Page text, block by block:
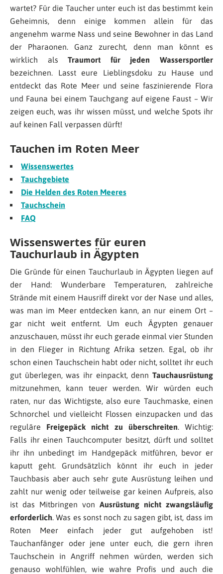
wartet? Für die Taucher unter euch ist das bestimmt kein
Geheimnis, denn einige kommen allein für das
angenehm warme Nass und seine Bewohner in das Land
der Pharaonen. Ganz zurecht, denn man könnt es
wirklich alsTraumort für jeden Wassersportler
bezeichnen. Lasst eure Lieblingsdoku zu Hause und
entdeckt das Rote Meer und seine faszinierende Flora
und Fauna bei einem Tauchgang auf eigene Faust – Wir
zeigen euch, was ihr wissen müsst, und welche Spots ihr
auf keinen Fall verpassen dürft!
Tauchen im Roten Meer
Wissenswertes
Tauchgebiete
Die Helden des Roten Meeres
Tauchschein
FAQ
Wissenswertes für euren
Tauchurlaub in Ägypten
Die Gründe für einen Tauchurlaub in Ägypten liegen auf
der Hand: Wunderbare Temperaturen, zahlreiche
Strände mit einem Hausriff direkt vor der Nase und alles,
was man im Meer entdecken kann, an nur einem Ort –
gar nicht weit entfernt. Um euch Ägypten genauer
anzuschauen, müsst ihr euch gerade einmal vier Stunden
in den Flieger in Richtung Afrika setzen. Egal, ob ihr
schon einen Tauchschein habt oder nicht, solltet ihr euch
gut überlegen, was ihr einpackt, denn Tauchausrüstung
mitzunehmen, kann teuer werden. Wir würden euch
raten, nur das Wichtigste, also eure Tauchmaske, einen
Schnorchel und vielleicht Flossen einzupacken und das
reguläre Freigepäck nicht zu überschreiten. Wichtig:
Falls ihr einen Tauchcomputer besitzt, dürft und solltet
ihr ihn unbedingt im Handgepäck mitführen, bevor er
kaputt geht. Grundsätzlich könnt ihr euch in jeder
Tauchbasis aber auch sehr gute Ausrüstung leihen und
zahlt nur wenig oder teilweise gar keinen Aufpreis, also
ist das Mitbringen von Ausrüstung nicht zwangsläufig
erforderlich. Was es sonst noch zu sagen gibt, ist, dass im
Roten Meer einfach jeder gut aufgehoben ist!
Tauchanfänger oder jene unter euch, die gern ihren
Tauchschein in Angriff nehmen würden, werden sich
genauso wohlfühlen, wie wahre Profis und auch die